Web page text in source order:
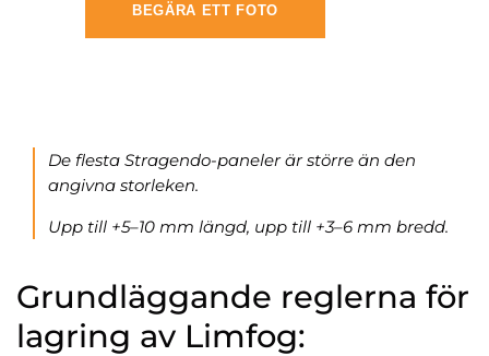
BEGÄRA ETT FOTO
De flesta Stragendo-paneler är större än den
angivna storleken.
Upp till +5–10 mm längd, upp till +3–6 mm bredd.
Grundläggande reglerna för
lagring av Limfog: